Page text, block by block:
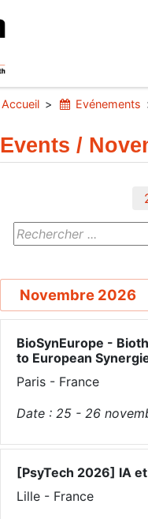
Accueil Evénements
Events /
Novembre 2026
BioSynEurope -
to European
Paris - France
Date : 25 - 26
[PsyTech 2026] IA
Lille - France